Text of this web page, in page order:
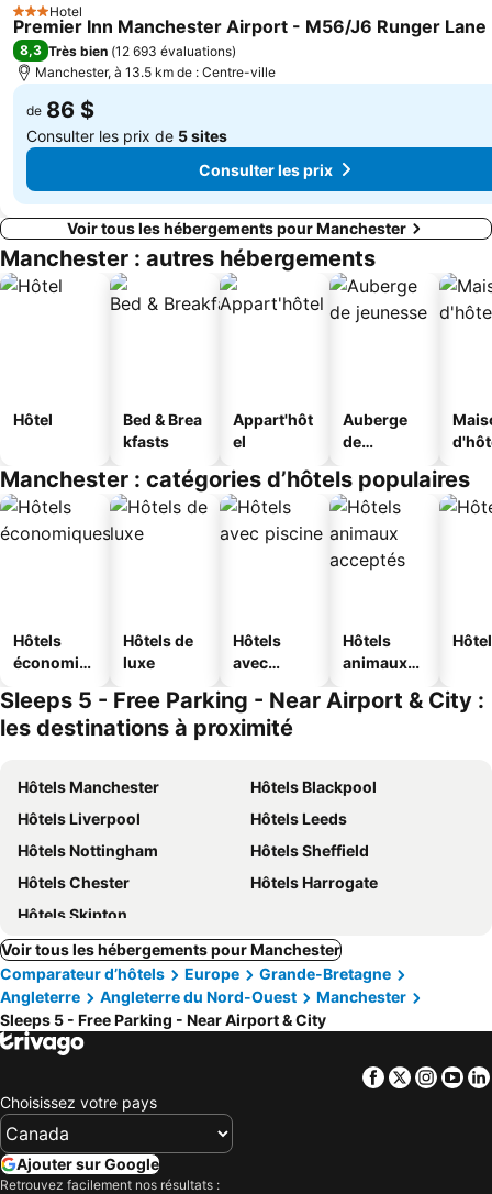
Bradford
Ski-Dôme Chill Factore
Clayton
Peak Cavern
West Derby
3 Étoiles
Hotel
Premier Inn Manchester Airport - M56/J6 Runger Lane
8,3 Très bien (12 693 évaluations)
Manchester, à 13.5 km de : Centre-ville
de 86 $
Consulter les prix de 5 sites
Consulter les prix
Voir tous les hébergements pour Manchester
Manchester : autres hébergements
Hôtel
Bed & Brea
kfasts
Appart'hôt
el
Auberge
de
Manchester : catégories d’hôtels populaires
Hôtels
économiq
Hôtels de
luxe
Hôtels
avec
Hôtels
animaux
Sleeps 5 - Free Parking - Near Airport & City :
les destinations à proximité
Hôtels Manchester
Hôtels Blackpool
Hôtels Liverpool
Hôtels Leeds
Hôtels Nottingham
Hôtels Sheffield
Hôtels Chester
Hôtels Harrogate
Hôtels Skipton
Voir tous les hébergements pour Manchester
Comparateur d’hôtels
Europe
Grande-Bretagne
Angleterre
Angleterre du Nord-Ouest
Manchester
Sleeps 5 - Free Parking - Near Airport & City
Facebook
Twitter
Choisissez votre pays
Ajouter sur Google
Retrouvez facilement nos résultats :